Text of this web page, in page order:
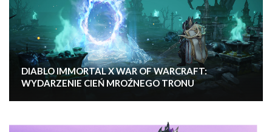
DIABLO IMMORTAL X WAR OF WARCRAFT:
WYDARZENIE CIEŃ MROŹNEGO TRONU